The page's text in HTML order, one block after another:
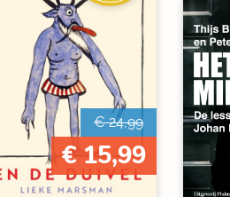
€ 24,99
€ 15,99